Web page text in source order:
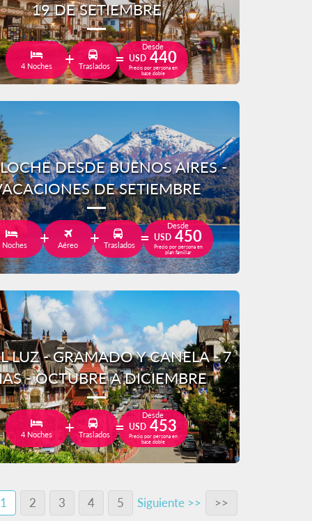
19 DE SETIEMBRE
4 Noches Traslados
Desde
USD 440
Precio por persona en
base doble
DESDE BUENOS AIRES -
DE SETIEMBRE
Noches Aéreo Traslados
Desde
USD 450
Precio por persona en
plan familiar
LUZ - GRAMADO Y CANELA - 7
- OCTUBRE A DICIEMBRE
4 Noches Traslados
Desde
USD 453
Precio por persona en
base doble
1 2 3 4 5 Siguiente >> >>